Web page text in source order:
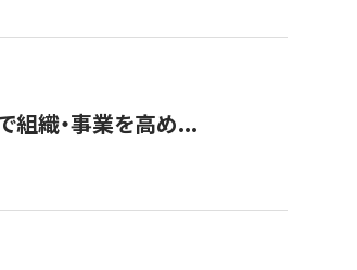
組織・事業を高め...